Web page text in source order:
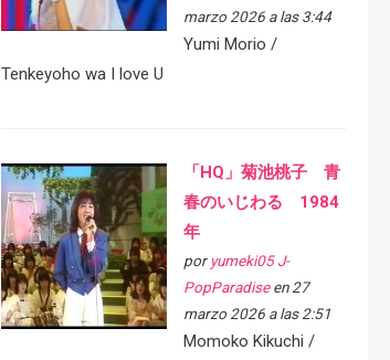
marzo 2026 a las 3:44
Yumi Morio /
Tenkeyoho wa I love U
「HQ」菊池桃子 青
春のいじわる 1984
年
por yumeki05 J-
PopParadiseen 27
marzo 2026 a las 2:51
Momoko Kikuchi /